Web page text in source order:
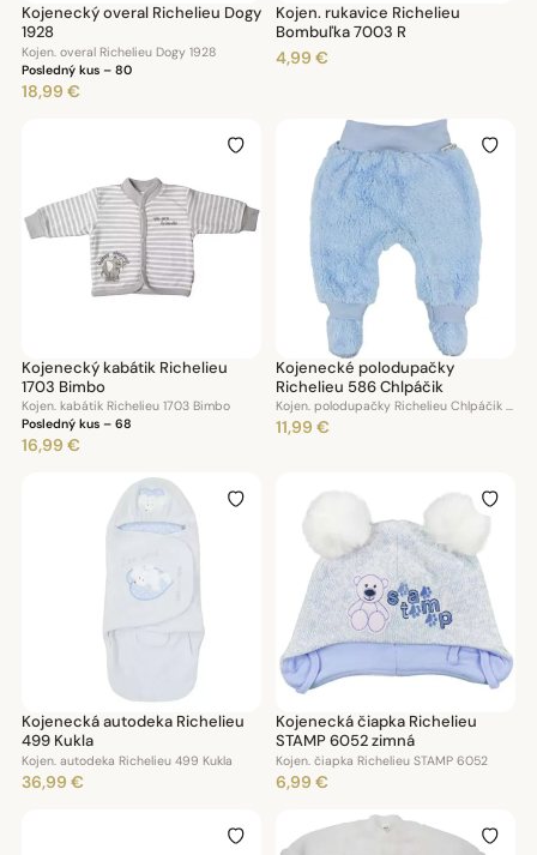
Kojenecký overal Richelieu Dogy
1928
Kojen. overal Richelieu Dogy 1928
Posledný kus – 80
18,99 €
Kojen. rukavice Richelieu
Bombuľka 7003 R
4,99 €
Kojenecký kabátik Richelieu
1703 Bimbo
Kojen. kabátik Richelieu 1703 Bimbo
Posledný kus – 68
16,99 €
Kojenecké polodupačky
Richelieu 586 Chlpáčik
Kojen. polodupačky Richelieu Chlpáčik 586
11,99 €
Kojenecká autodeka Richelieu
499 Kukla
Kojen. autodeka Richelieu 499 Kukla
36,99 €
Kojenecká čiapka Richelieu
STAMP 6052 zimná
Kojen. čiapka Richelieu STAMP 6052
6,99 €